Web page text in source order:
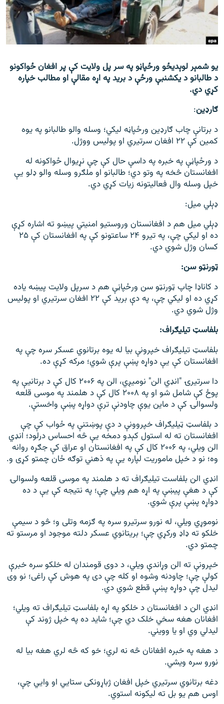
اړیکه
دري پاڼه
راسره ملګري شئ
د ازادې اروپا/ ازادي راډيو ټولې پاڼې
یو شمېر لوېدیځو ورځپاڼو په سر پل ولایت کې پر افغان ځواکونو
د طالبانو د یکشنبې ورځې د برید په اړه مقالې او مطالب خپاره
کړي دي.
ګارډین:
د برتانې چاب ګارډین ورځپاڼه لیکي؛ وسله والو طالبانو په یوه
کمین کې ۲۲ افغان سرتیري او پولیس ووژل.
د ورځپاڼې په خبره په داسې حال کې چې نړیوال ځواکونه له
افغانستان څخه په وتو دي؛ طالبانو او ملګرو وسله والو ډلو يې
خپل وسله وال فعالیتونه زیات کړي دي.
ډېلي میل:
ډېلي میل هم د افغانستان وروستیو امنیتي پیښو ته اشاره کړې
ده او لیکي چې، په تیرو ۲۴ ساعتونو کې په افغانستان کې ۲۵
کسان وژل شوي دي.
ټورنټو سن:
د کاناډا چاپ ټورنټو سن ورځپاڼې هم د سرپل ولایت پیښه یاده
کړي ده او لیکي چې، په دې برید کې ۲۲ افغان سرتیري او پولیس
وژل شوي دي.
بلفاسټ تیلیګراف:
بلفاسټ تیلیګراف خپرونې بیا له یوه برتانوي عسکر سره چې په
افغانستان کې يې دواړه پښې پرې شوي؛ مرکه کړې ده.
دا سرتیرۍ "انډي الن" نومیږي، الن په ۲۰۰۶ کال کې د برتانيې په
پوځ کې شامل شو او په ۲۰۰۸ کال کې د هلمند په موسی قلعه
ولسوالۍ کې د ماین یوې چاودنې ترې دواړه پښې واخستې.
د بلفاسټ ټیلیګراف خپروونې د دې پوښتنې په ځواب کې چې
افغانستان ته له استول کېدو دمخه يې څه احساس درلود؛ انډي
الن ویلي، په ۲۰۰۶ کال کې په افغانستان او عراق کې جګړه روانه
وه؛ نو د خپل ماموریت لپاره يې په ذهني توګه ځان چمتو کړی و.
انډي الن بلفاست تیلیګراف ته د هلمند په موسی قلعه ولسوالۍ
کې د هغې پیښې په اړه هم ویلي چې؛ په نتیجه کې يې د ده
دواړه پښې پرې شوي.
نوموړي ویلي، له نورو سرتیرو سره په ګزمه وتلی و؛ څو د سیمې
خلکو ته ډاډ ورکړي چې؛ بریتانوي عسکر دلته موجود او مرستو ته
چمتو دي.
خپرونې ته الن وړاندې ویلي، د دوی قومندان له خلکو سره خبرې
کولې چې؛ چاودنه وشوه او کله چې دی په هوش کې راغی؛ نو وی
لیدل چې دواړه پښې قطع شوي دي.
انډي الن د افغانستان د خلکو په اړه بلفاسټ تیلیګراف ته ویلي؛
افغانان هغه سخي خلک دي چې؛ شاید ده په خپل ژوند کې
لیدلي وي او یا وویني.
د هغه په خبره افغانان څه نه لري؛ خو که څه لري هغه بیا له
نورو سره ویشي.
دغه برتانوي سرتیري خپل افغان ژباړونکی ستايي او وايي چې،
اوس هم یو بل ته لیکونه استوي.